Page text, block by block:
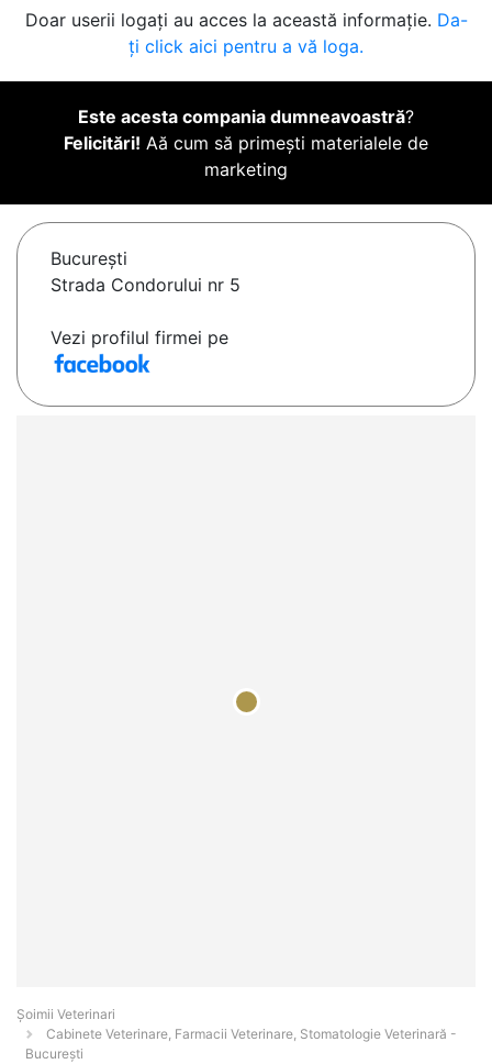
Doar userii logați au acces la această informație. Da-
ți click aici pentru a vă loga.
Este acesta compania dumneavoastră?
Felicitări! Aă cum să primești materialele de
marketing
Bucureşti
Strada Condorului nr 5
Vezi profilul firmei pe
Șoimii Veterinari
Cabinete Veterinare, Farmacii Veterinare, Stomatologie Veterinară -
Bucureşti